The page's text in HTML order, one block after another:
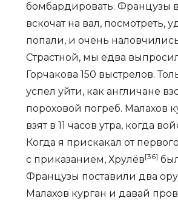
бомбардировать. Французы
вскочат на вал, посмотреть,
попали, и очень
Страстной, мы едва
Горчакова 150 выстрелов.
успел уйти, как англичане
пороховой погреб. Малахов
взят в 11 часов утра, когда
Когда я прискакал от
с приказанием, Хрулёв[36]
Французы поставили два
Малахов курган и давай